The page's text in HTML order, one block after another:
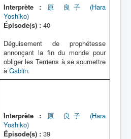
Interprète :
原 良子 (Hara
Yoshiko)
Épisode(s) : 40
Déguisement de prophétesse
annonçant la fin du monde pour
obliger les Terriens à se soumettre
à Gablin.
Interprète :
原 良子 (Hara
Yoshiko)
Épisode(s) : 39